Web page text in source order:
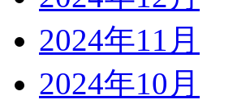
2024年11月
2024年10月